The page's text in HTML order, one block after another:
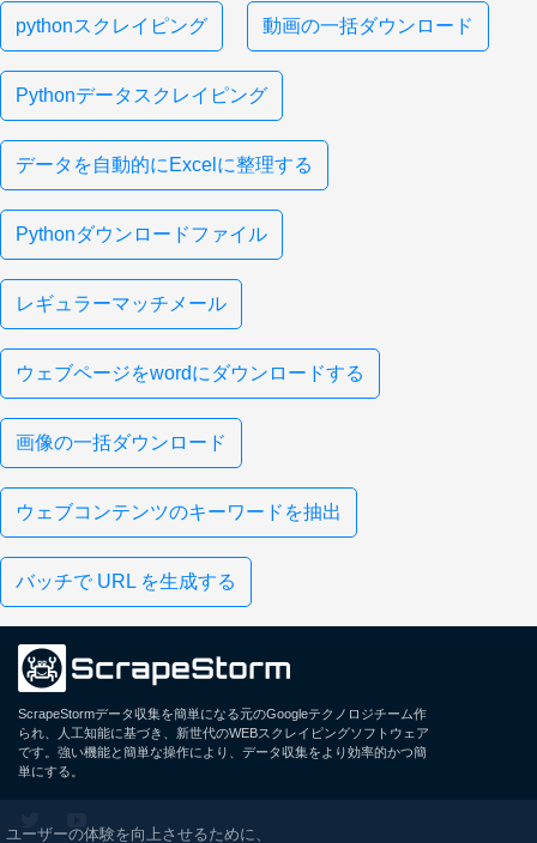
pythonスクレイピング 動画の一括ダウンロード
Pythonデータスクレイピング
データを自動的にExcelに整理する
Pythonダウンロードファイル
レギュラーマッチメール
ウェブページをwordにダウンロードする
画像の一括ダウンロード
ウェブコンテンツのキーワードを抽出
バッチで URL を生成する
ScrapeStormデータ収集を簡単になる元のGoogleテクノロジチーム作
られ、人工知能に基づき、新世代のWEBスクレイピングソフトウェア
です。強い機能と簡単な操作により、データ収集をより効率的かつ簡
単にする。
ユーザーの体験を向上させるために、